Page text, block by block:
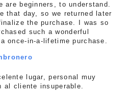
are beginners, to understand.
that day, so we returned later
the purchase. I was so
such a wonderful
once-in-a-lifetime purchase.
lugar, personal muy
al cliente insuperable.